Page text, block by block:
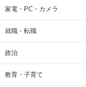
家電・PC・カメラ
就職・転職
政治
教育・子育て